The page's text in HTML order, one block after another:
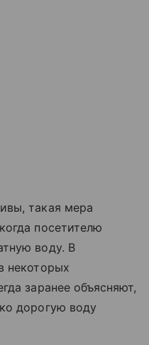
такая мера
посетителю
воду. В
некоторых
заранее объясняют,
дорогую воду